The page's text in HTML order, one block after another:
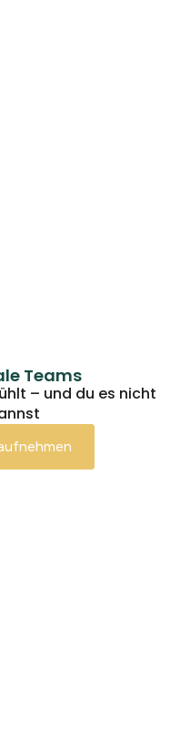
Teams
– und du es nicht